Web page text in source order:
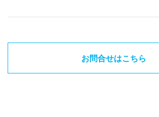
お問合せはこちら